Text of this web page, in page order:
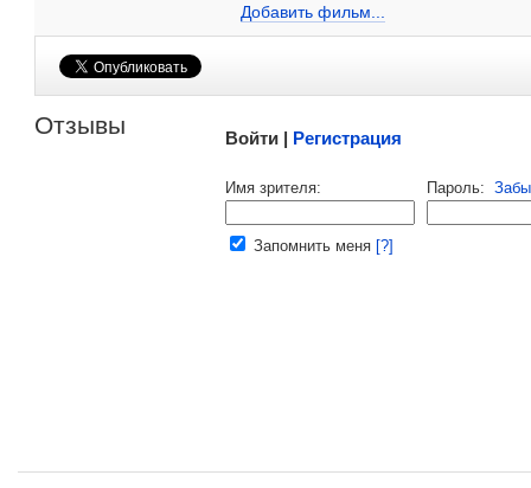
Добавить фильм...
Отзывы Войти | Регистрация
Имя зрителя: Пароль:
Запомнить меня [?]